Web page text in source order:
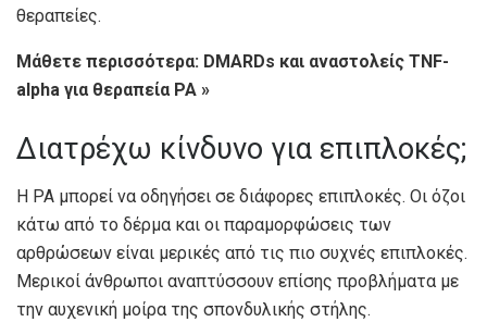
θεραπείες.
Μάθετε περισσότερα: DMARDs και αναστολείς TNF-
alpha για θεραπεία ΡΑ »
Διατρέχω κίνδυνο για επιπλοκές;
Η ΡΑ μπορεί να οδηγήσει σε διάφορες επιπλοκές. Οι όζοι
κάτω από το δέρμα και οι παραμορφώσεις των
αρθρώσεων είναι μερικές από τις πιο συχνές επιπλοκές.
Μερικοί άνθρωποι αναπτύσσουν επίσης προβλήματα με
την αυχενική μοίρα της σπονδυλικής στήλης.